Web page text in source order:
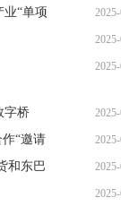
“单项
字桥
“邀请
和东巴